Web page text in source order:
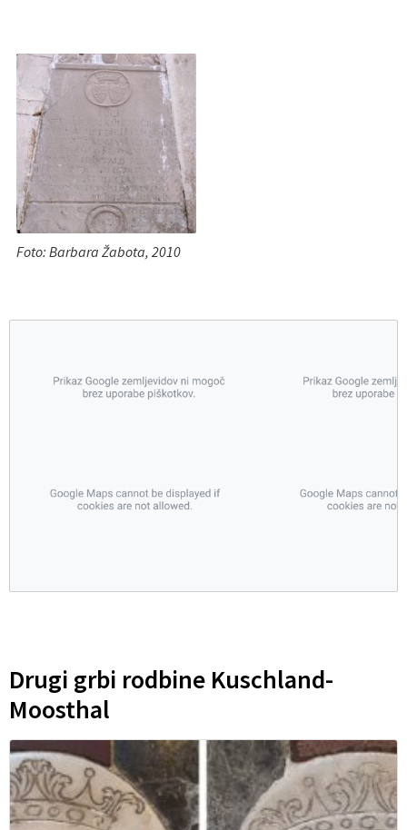
Foto: Barbara Žabota, 2010
Drugi grbi rodbine Kuschland-
Moosthal